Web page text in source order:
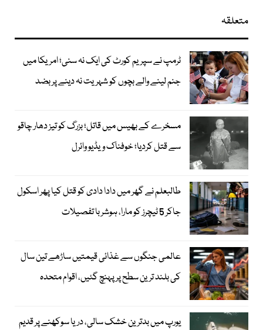
متعلقہ
ٹرمپ نے سپریم کورٹ کی ایک نہ سنی؛ امریکا میں
جنم لینے والے بچوں کو شہریت نہ دینے پر بضد
مسخرے کے بھیس میں قاتل؛ بزرگ کو تیز دھار چاقو
سے قتل کردیا؛ خوفناک ویڈیو وائرل
طالبعلم نے گھر میں دادا دادی کو قتل کیا پھر اسکول
جاکر 5 ٹیچرز کو مارا، ہوشربا تفصیلات
عالمی جنگوں سے غذائی قیمتیں ساڑھے تین سال
کی بلند ترین سطح پر پہنچ گئیں، اقوام متحدہ
یورپ میں بدترین خشک سالی، دریا سوکھنے پر قدیم